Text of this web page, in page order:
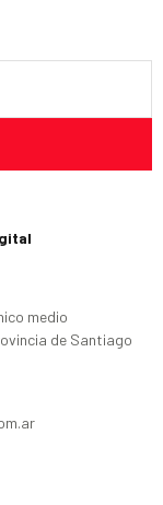
medio
de Santiago